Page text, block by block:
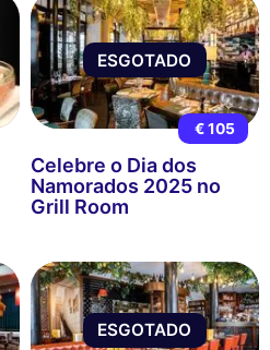
ESGOTADO
€ 105
Celebre o Dia dos
Namorados 2025 no
Grill Room
ESGOTADO